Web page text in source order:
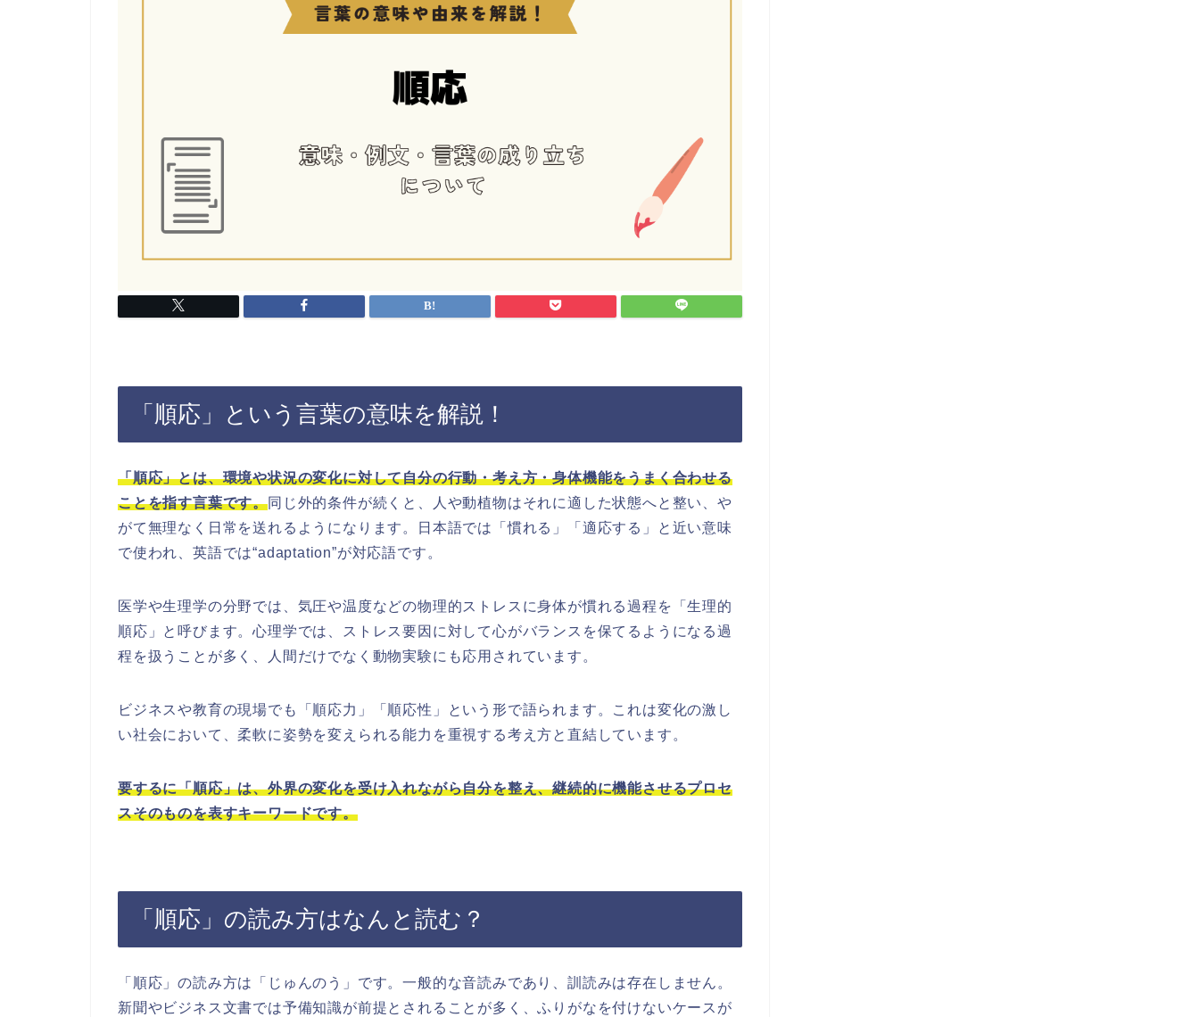
「順応」という言葉の意味を解説！
「順応」とは、環境や状況の変化に対して自分の行動・考え方・身体機能をうまく合わせる
ことを指す言葉です。同じ外的条件が続くと、人や動植物はそれに適した状態へと整い、や
がて無理なく日常を送れるようになります。日本語では「慣れる」「適応する」と近い意味
で使われ、英語では“adaptation”が対応語です。
医学や生理学の分野では、気圧や温度などの物理的ストレスに身体が慣れる過程を「生理的
順応」と呼びます。心理学では、ストレス要因に対して心がバランスを保てるようになる過
程を扱うことが多く、人間だけでなく動物実験にも応用されています。
ビジネスや教育の現場でも「順応力」「順応性」という形で語られます。これは変化の激し
い社会において、柔軟に姿勢を変えられる能力を重視する考え方と直結しています。
要するに「順応」は、外界の変化を受け入れながら自分を整え、継続的に機能させるプロセ
スそのものを表すキーワードです。
「順応」の読み方はなんと読む？
「順応」の読み方は「じゅんのう」です。一般的な音読みであり、訓読みは存在しません。
新聞やビジネス文書では予備知識が前提とされることが多く、ふりがなを付けないケースが